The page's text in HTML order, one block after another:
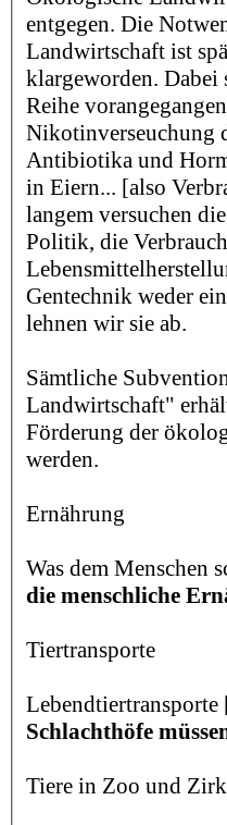
entgegen. Die
Landwirtschaft ist
klargeworden. Dabei
Reihe
Nikotinverseuchung
Antibiotika und
in Eiern... [also
langem versuchen
Politik, die
Gentechnik weder
lehnen wir sie ab.
Sämtliche
Landwirtschaft"
Förderung der
werden.
Ernährung
Was dem Menschen
die menschliche
Tiertransporte
Schlachthöfe
Tiere in Zoo und